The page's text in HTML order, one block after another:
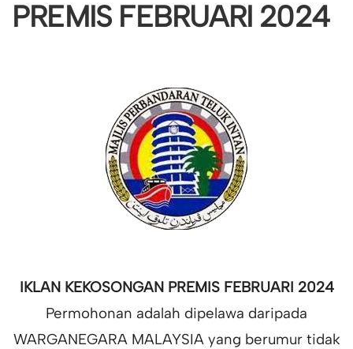
PREMIS FEBRUARI 2024
IKLAN KEKOSONGAN PREMIS FEBRUARI 2024
Permohonan adalah dipelawa daripada
WARGANEGARA MALAYSIA yang berumur tidak